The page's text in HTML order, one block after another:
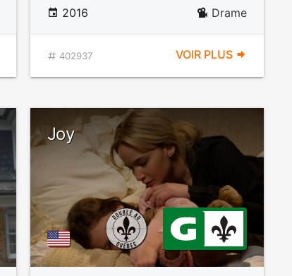
2016 Drame
402937 VOIR PLUS
Joy